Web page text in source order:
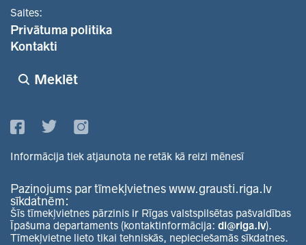
Saites:
Privātuma politika
Kontakti
Meklēt
Informācija tiek atjaunota ne retāk kā reizi mēnesī
Paziņojums par tīmekļvietnes www.grausti.riga.lv
sīkdatnēm:
Šīs tīmekļvietnes pārzinis ir Rīgas valstspilsētas pašvaldības
Īpašuma departaments (kontaktinformācija: di@riga.lv).
Tīmekļvietne lieto tikai tehniskās, nepieciešamās sīkdatnes.